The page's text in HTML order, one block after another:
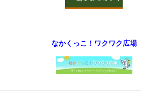
なかくっこ！ワクワク広場